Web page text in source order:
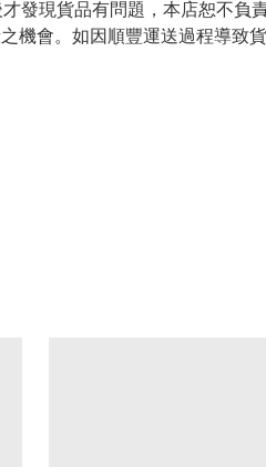
現貨品有問題，本店恕不負責
會。如因順豐運送過程導致